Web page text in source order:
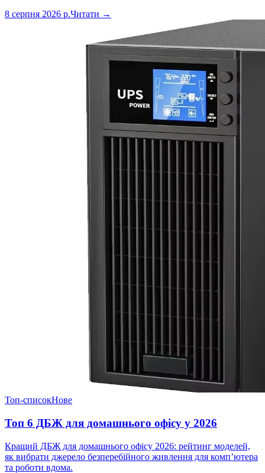
8 серпня 2026 р.Читати →
Топ-списокНове
Топ 6 ДБЖ для домашнього офісу у 2026
Кращий ДБЖ для домашнього офісу 2026: рейтинг моделей,
як вибрати джерело безперебійного живлення для комп’ютера
та роботи вдома.